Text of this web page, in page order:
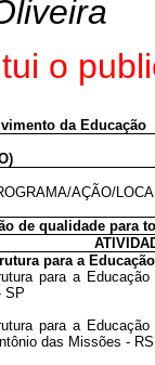
o
da Educação
AÇÃO/
de qualidade para
para a
para a
SP
para a
das Missões - RS